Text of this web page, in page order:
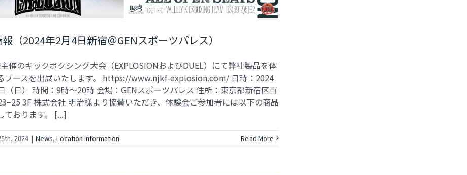
（2024年2月4日新宿＠GENスポーツパレス）
催のキックボクシング大会（EXPLOSIONおよびDUEL）にて弊社製品を体
ブースを出展いたします。 https://www.njkf-explosion.com/ 日時：2024
（日） 時間：9時～20時 会場：GENスポーツパレス 住所：東京都新宿区百
3F 株式会社 明治様より協賛いただき、体験会ご参加者には以下の商品
ております。 [...]
2024 | News, Location Information Read More